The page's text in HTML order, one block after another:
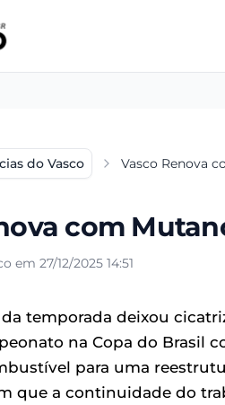
do Vasco Vasco Renova
com
em 27/12/2025 14:51
temporada deixou
na Copa do Brasil
para uma
que a continuidade do